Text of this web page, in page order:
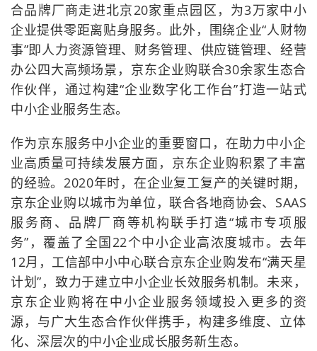
合品牌厂商走进北京20家重点园区，为3万家中小
企业提供零距离贴身服务。此外，围绕企业“人财物
事”即人力资源管理、财务管理、供应链管理、经营
办公四大高频场景，京东企业购联合30余家生态合
作伙伴，通过构建“企业数字化工作台”打造一站式
中小企业服务生态。
作为京东服务中小企业的重要窗口，在助力中小企
业高质量可持续发展方面，京东企业购积累了丰富
的经验。2020年时，在企业复工复产的关键时期，
京东企业购以城市为单位，联合各地商协会、SAAS
服务商、品牌厂商等机构联手打造“城市专项服
务”，覆盖了全国22个中小企业高浓度城市。去年
12月，工信部中小中心联合京东企业购发布“满天星
计划”，致力于建立中小企业长效服务机制。未来，
京东企业购将在中小企业服务领域投入更多的资
源，与广大生态合作伙伴携手，构建多维度、立体
化、深层次的中小企业成长服务新生态。